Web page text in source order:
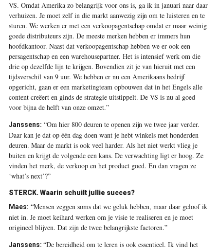
VS. Omdat Amerika zo belangrijk voor ons is, ga ik in januari naar daar
verhuizen. Je moet zelf in die markt aanwezig zijn om te luisteren en te
sturen. We werken er met een verkoopagentschap omdat er maar weinig
goede distributeurs zijn. De meeste merken hebben er immers hun
hoofdkantoor. Naast dat verkoopagentschap hebben we er ook een
persagentschap en een warehousepartner. Het is intensief werk om die
drie op dezelfde lijn te krijgen. Bovendien zit je van hieruit met een
tijdsverschil van 9 uur. We hebben er nu een Amerikaans bedrijf
opgericht, gaan er een marketingteam opbouwen dat in het Engels alle
content creëert en ginds de strategie uitstippelt. De VS is nu al goed
voor bijna de helft van onze omzet.”
Janssens: “Om hier 800 deuren te openen zijn we twee jaar verder.
Daar kan je dat op één dag doen want je hebt winkels met honderden
deuren. Maar de markt is ook veel harder. Als het niet werkt vlieg je
buiten en krijgt de volgende een kans. De verwachting ligt er hoog. Ze
vinden het merk, de verkoop en het product goed. En dan vragen ze
‘what’s next’?”
STERCK. Waarin schuilt jullie succes?
Maes: “Mensen zeggen soms dat we geluk hebben, maar daar geloof ik
niet in. Je moet keihard werken om je visie te realiseren en je moet
origineel blijven. Dat zijn de twee belangrijkste factoren.”
Janssens: “De bereidheid om te leren is ook essentieel. Ik vind het